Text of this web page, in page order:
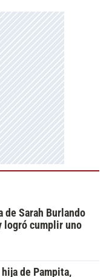
de Sarah Burlando
logró cumplir uno
de Pampita,